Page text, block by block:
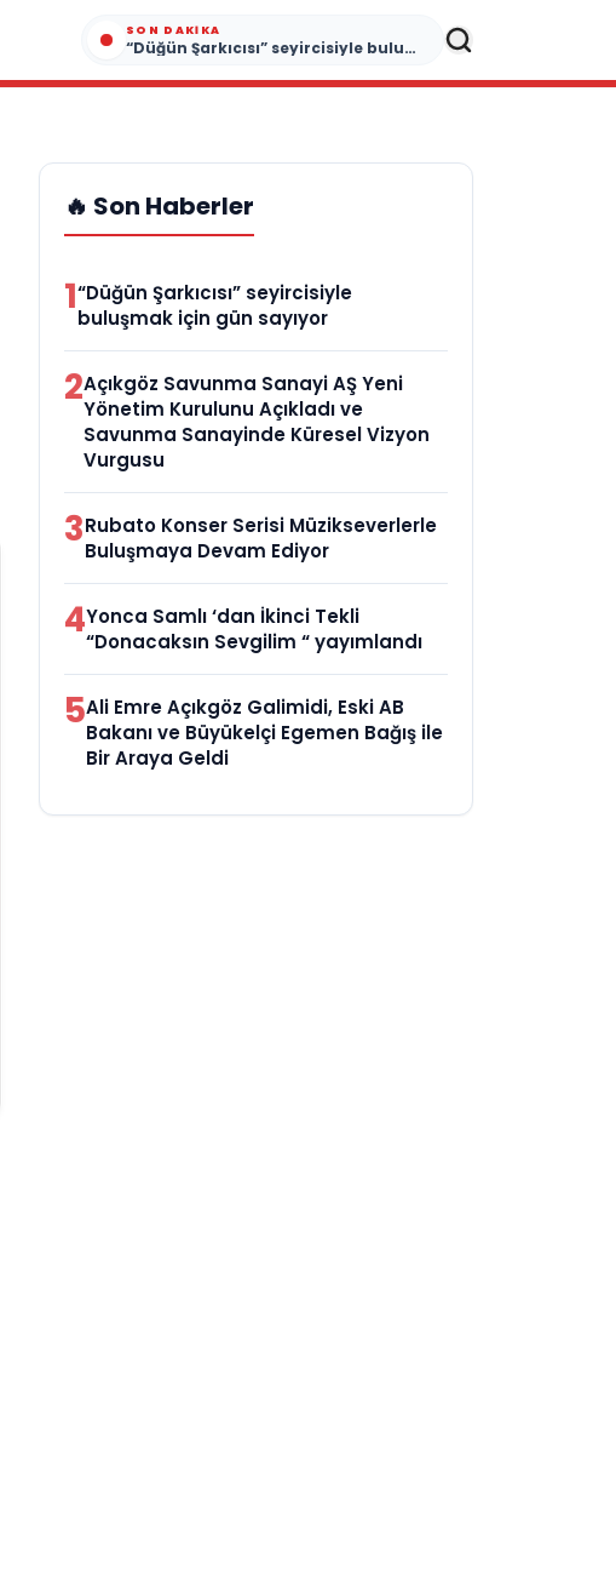
SON DAKIKA
“Düğün Şarkıcısı” seyircisiyle buluşmak için gün sayıyor
🔥 Son Haberler
1“Düğün Şarkıcısı” seyircisiyle
buluşmak için gün sayıyor
2Açıkgöz Savunma Sanayi AŞ Yeni
Yönetim Kurulunu Açıkladı ve
Savunma Sanayinde Küresel Vizyon
Vurgusu
3Rubato Konser Serisi Müzikseverlerle
Buluşmaya Devam Ediyor
4Yonca Samlı ‘dan İkinci Tekli
“Donacaksın Sevgilim “ yayımlandı
5Ali Emre Açıkgöz Galimidi, Eski AB
Bakanı ve Büyükelçi Egemen Bağış ile
Bir Araya Geldi